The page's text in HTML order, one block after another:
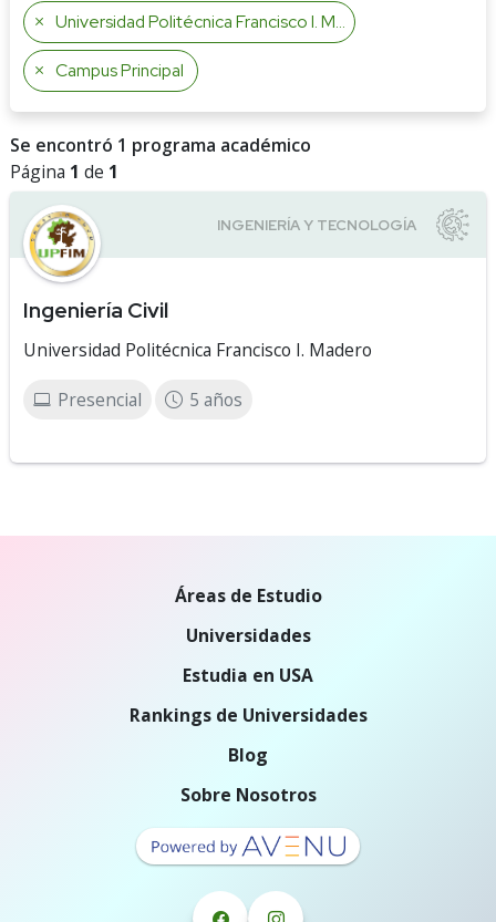
Universidad Politécnica Francisco I. Madero
Campus Principal
Se encontró 1 programa académico
Página 1 de 1
Ingeniería Civil
Universidad Politécnica Francisco I. Madero
Presencial 5 años
Áreas de Estudio
Universidades
Estudia en USA
Rankings de Universidades
Blog
Sobre Nosotros